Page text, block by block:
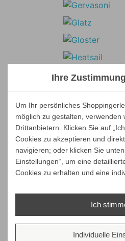
Ihre
Um Ihr persönliches
möglich zu gestalten, verwenden
Drittanbietern. Klicken Sie auf
Cookies zu akzeptieren und
navigieren; oder klicken Sie
Einstellungen“, um eine
Cookies zu erhalten und eine
Ich
Individuelle